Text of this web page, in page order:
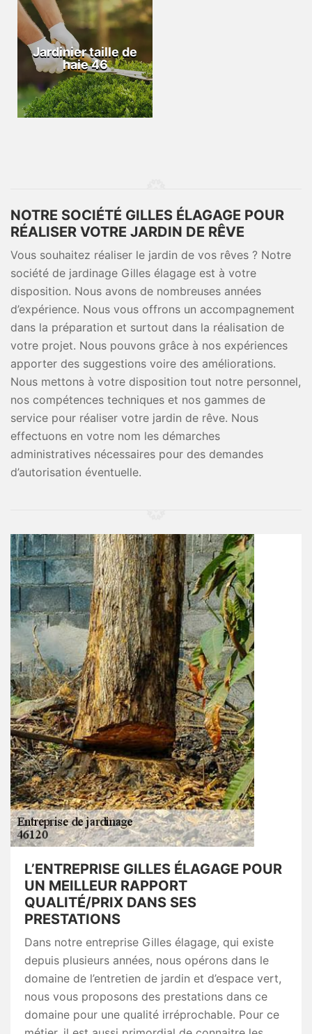
Jardinier taille de
haie 46
NOTRE SOCIÉTÉ GILLES ÉLAGAGE POUR
RÉALISER VOTRE JARDIN DE RÊVE
Vous souhaitez réaliser le jardin de vos rêves ? Notre
société de jardinage Gilles élagage est à votre
disposition. Nous avons de nombreuses années
d’expérience. Nous vous offrons un accompagnement
dans la préparation et surtout dans la réalisation de
votre projet. Nous pouvons grâce à nos expériences
apporter des suggestions voire des améliorations.
Nous mettons à votre disposition tout notre personnel,
nos compétences techniques et nos gammes de
service pour réaliser votre jardin de rêve. Nous
effectuons en votre nom les démarches
administratives nécessaires pour des demandes
d’autorisation éventuelle.
L’ENTREPRISE GILLES ÉLAGAGE POUR
UN MEILLEUR RAPPORT
QUALITÉ/PRIX DANS SES
PRESTATIONS
Dans notre entreprise Gilles élagage, qui existe
depuis plusieurs années, nous opérons dans le
domaine de l’entretien de jardin et d’espace vert,
nous vous proposons des prestations dans ce
domaine pour une qualité irréprochable. Pour ce